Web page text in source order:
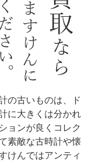
の古いものは、ド
に大きくは分かれ
ョンが良くコレク
素敵な古時計や懐
けんではアンティ